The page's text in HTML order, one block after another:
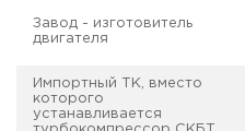
Завод - изготовитель
двигателя
Импортный ТК, вместо
которого
устанавливается